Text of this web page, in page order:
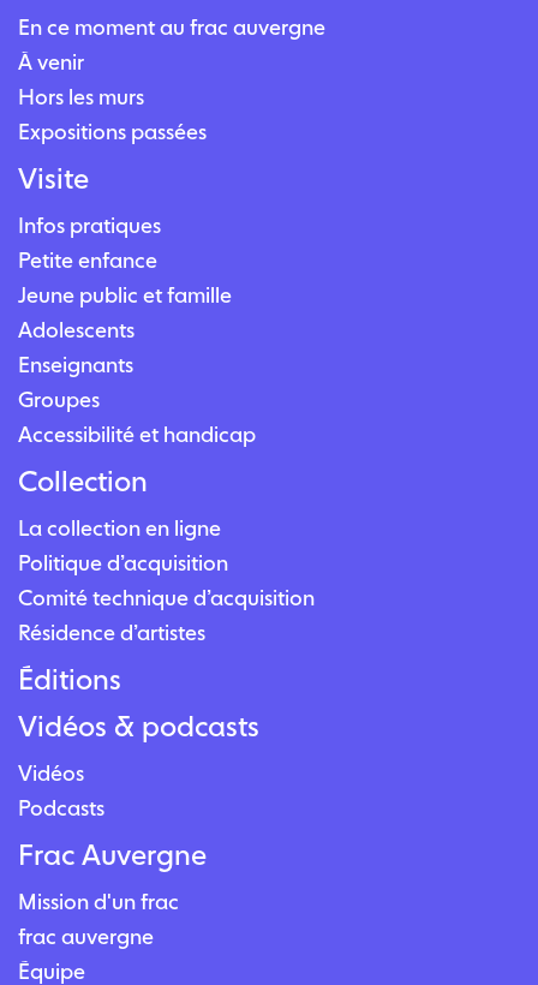
En ce moment au frac auvergne
À venir
Hors les murs
Expositions passées
Visite
Infos pratiques
Petite enfance
Jeune public et famille
Adolescents
Enseignants
Groupes
Accessibilité et handicap
Collection
La collection en ligne
Politique d’acquisition
Comité technique d’acquisition
Résidence d’artistes
Éditions
Vidéos & podcasts
Vidéos
Podcasts
Frac Auvergne
Mission d'un frac
frac auvergne
Équipe